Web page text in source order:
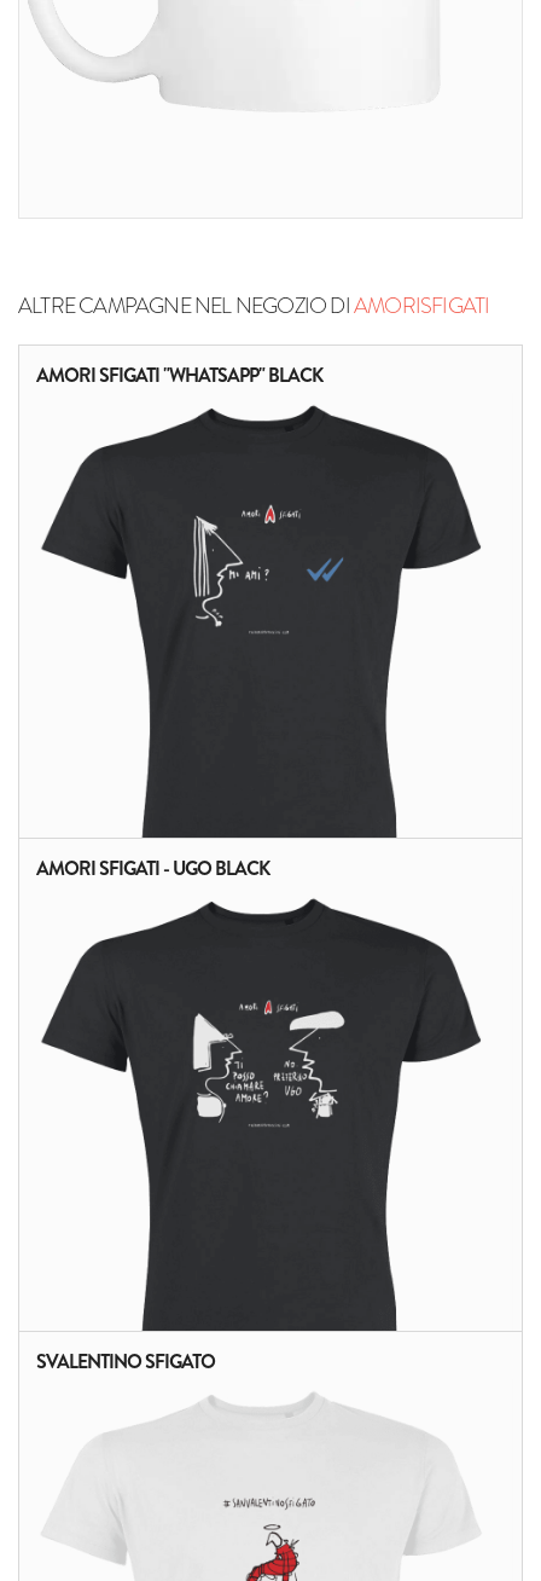
ALTRE CAMPAGNE NEL NEGOZIO DIAMORISFIGATI
AMORI SFIGATI "WHATSAPP" BLACK
ALTRI PRODOTTI:
AMORI SFIGATI - UGO BLACK
SVALENTINO SFIGATO